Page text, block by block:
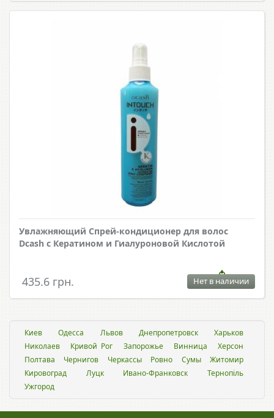
Увлажняющий Спрей-кондиционер для волос
Dcash с Кератином и Гиалуроновой Кислотой
435.6 грн. Нет в наличии
Киев Одесса Львов Днепропетровск
Харьков
Николаев
Кривой Рог Запорожье Винница
Херсон
Полтава
Чернигов Черкассы Ровно Сумы
Житомир
Кировоград
Луцк Ивано-Франковск
Тернопіль
Ужгород